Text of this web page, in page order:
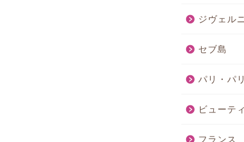
ジヴェル
セブ島
パリ・パ
ビューテ
フランス